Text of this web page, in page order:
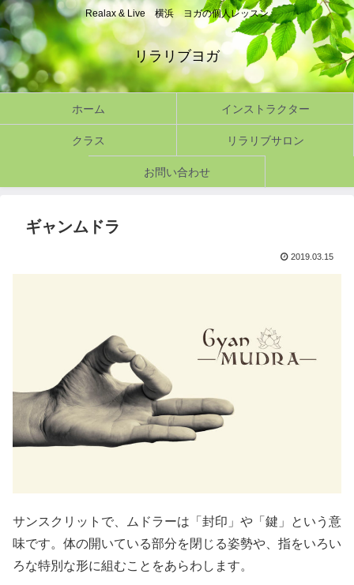
Realax & Live 横浜 ヨガの個人レッスン
リラリブヨガ
ホーム インストラクター
クラス リラリブサロン
お問い合わせ
ギャンムドラ
2019.03.15
サンスクリットで、ムドラーは「封印」や「鍵」という意
味です。体の開いている部分を閉じる姿勢や、指をいろい
ろな特別な形に組むことをあらわします。